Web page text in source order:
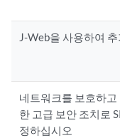
J-Web을 사용하여
네트워크를 보호하고
한 고급 보안 조치로
정하십시오